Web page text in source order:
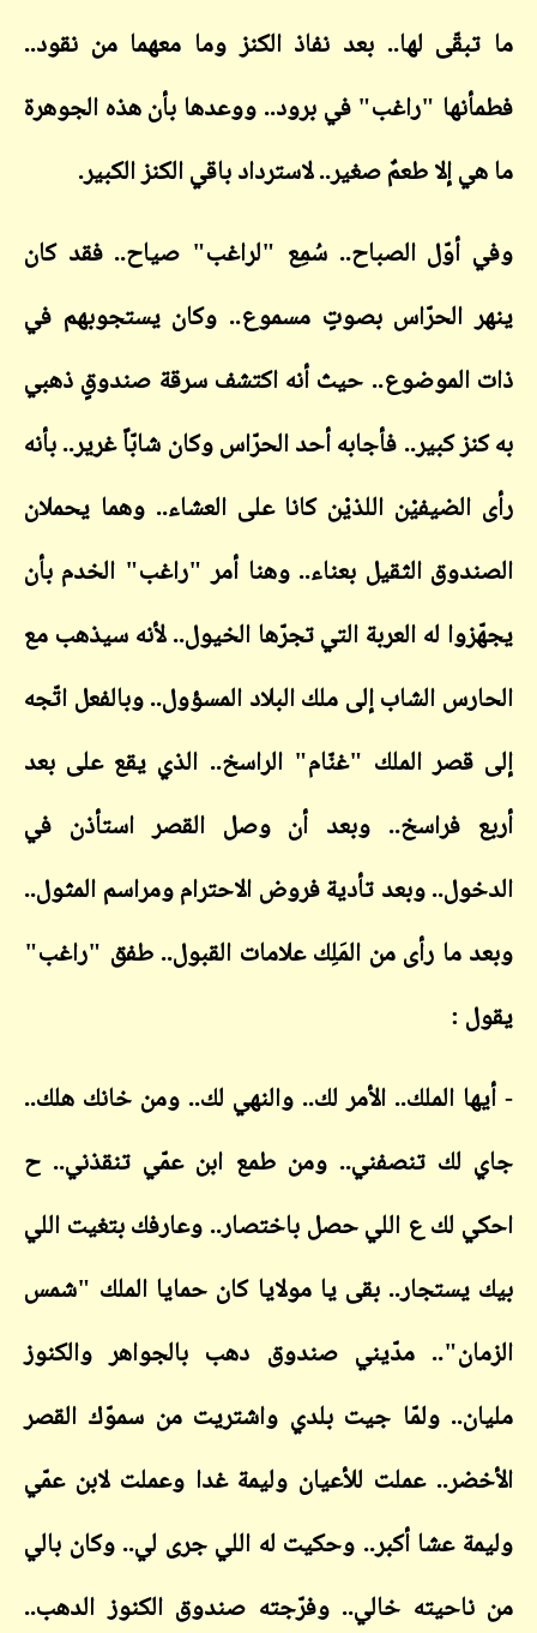
لها.. بعد نفاذ الكنز وما معهما من نقود..
"راغب" في برود.. ووعدها بأن هذه الجوهرة
إلا طعمٌ صغير.. لاسترداد باقي الكنز الكبير.
أوّل الصباح.. سُمِع "لراغب" صياح.. فقد كان
الحرّاس بصوتٍ مسموع.. وكان يستجوبهم في
حيث أنه اكتشف سرقة صندوقٍ ذهبي
كبير.. فأجابه أحد الحرّاس وكان شابّاً غرير.. بأنه
اللذيْن كانا على العشاء.. وهما يحملان
الثقيل بعناء.. وهنا أمر "راغب" الخدم بأن
له العربة التي تجرّها الخيول.. لأنه سيذهب مع
الشاب إلى ملك البلاد المسؤول.. وبالفعل اتّجه
الملك "غنّام" الراسخ.. الذي يقع على بعد
فراسخ.. وبعد أن وصل القصر استأذن في
وبعد تأدية فروض الاحترام ومراسم المثول..
ما رأى من المَلِك علامات القبول.. طفق "راغب"
:
الملك.. الأمر لك.. والنهي لك.. ومن خانك هلك..
لك تنصفني.. ومن طمع ابن عمّي تنقذني.. ح
لك ع اللي حصل باختصار.. وعارفك بتغيت اللي
بقى يا مولايا كان حمايا الملك "شمس
مدّيني صندوق دهب بالجواهر والكنوز
ولمّا جيت بلدي واشتريت من سموّك القصر
عملت للأعيان وليمة غدا وعملت لابن عمّي
عشا أكبر.. وحكيت له اللي جرى لي.. وكان بالي
خالي.. وفرّجته صندوق الكنوز الدهب..